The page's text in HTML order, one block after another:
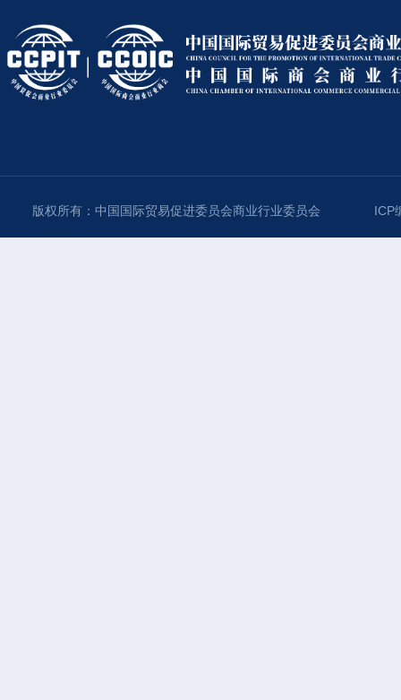
版权所有：中国国际贸易促进委员会商业行业委员会 ICP